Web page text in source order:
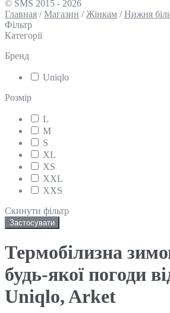
© SMS 2015 - 2026
Главная /Магазин /Жінкам /Нижня
Фільтр
Категорії
Бренд
Uniqlo
Розмір
L
M
S
XL
XS
XXL
XXS
Скинути фільтр
Застосувати
Термобілизна
будь-якої погоди
Uniqlo, Arket